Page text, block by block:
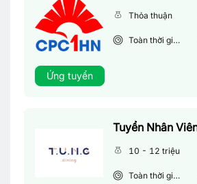
Thỏa thuận
Toàn thời gian
Ứng tuyển
10 - 12 triệu
Toàn thời gian